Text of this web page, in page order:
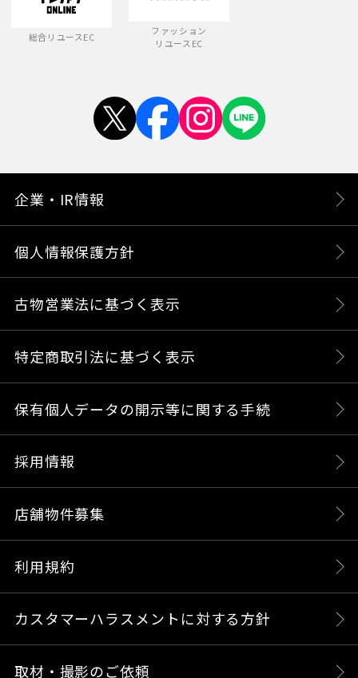
総合リユースEC
ファッション
リユースEC
企業・IR情報
個人情報保護方針
古物営業法に基づく表示
特定商取引法に基づく表示
保有個人データの開示等に関する手続
採用情報
店舗物件募集
利用規約
カスタマーハラスメントに対する方針
取材・撮影のご依頼